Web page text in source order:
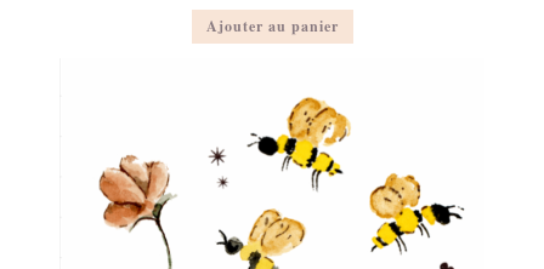
Ajouter au panier